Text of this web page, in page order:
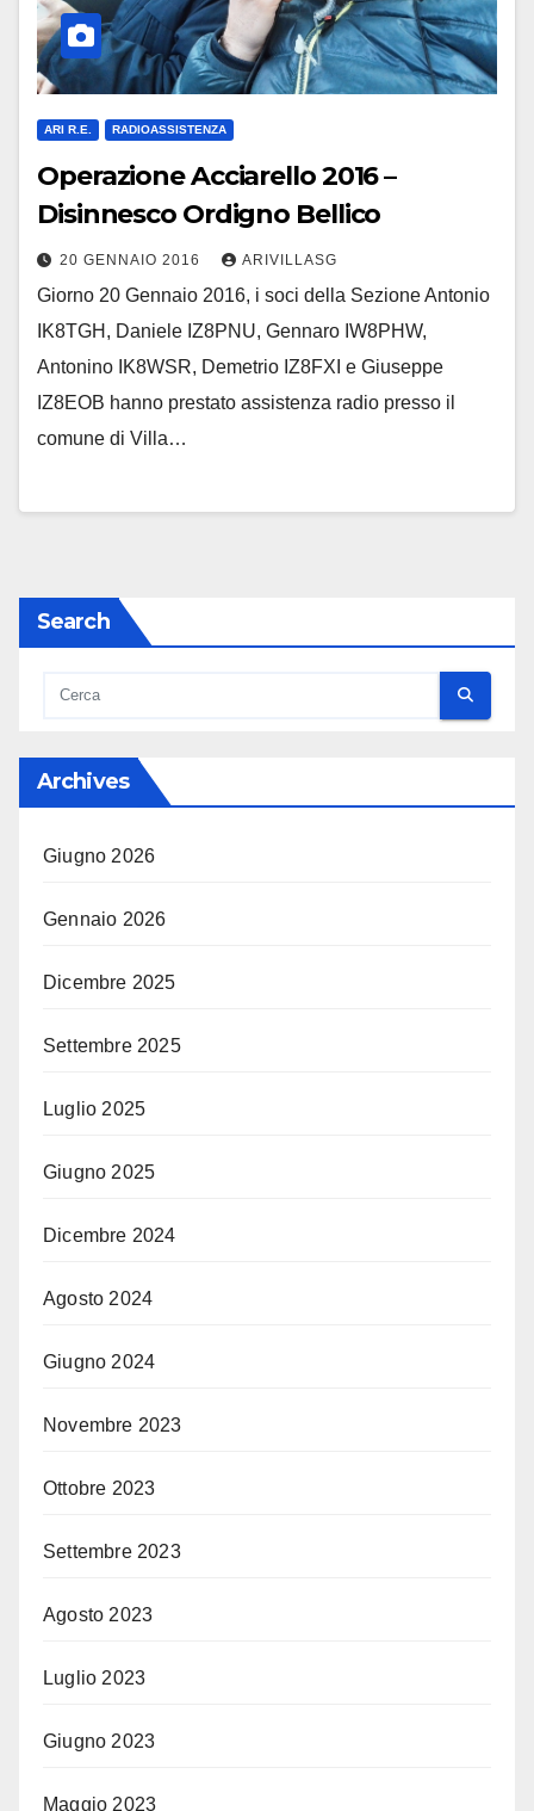
ARI R.E. RADIOASSISTENZA
Operazione Acciarello 2016 –
Disinnesco Ordigno Bellico
20 GENNAIO 2016 ARIVILLASG
Giorno 20 Gennaio 2016, i soci della Sezione Antonio
IK8TGH, Daniele IZ8PNU, Gennaro IW8PHW,
Antonino IK8WSR, Demetrio IZ8FXI e Giuseppe
IZ8EOB hanno prestato assistenza radio presso il
comune di Villa…
Search
Archives
Giugno 2026
Gennaio 2026
Dicembre 2025
Settembre 2025
Luglio 2025
Giugno 2025
Dicembre 2024
Agosto 2024
Giugno 2024
Novembre 2023
Ottobre 2023
Settembre 2023
Agosto 2023
Luglio 2023
Giugno 2023
Maggio 2023